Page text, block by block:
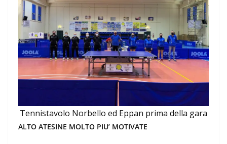
Tennistavolo Norbello ed Eppan prima della gara
ALTO ATESINE MOLTO PIU’ MOTIVATE